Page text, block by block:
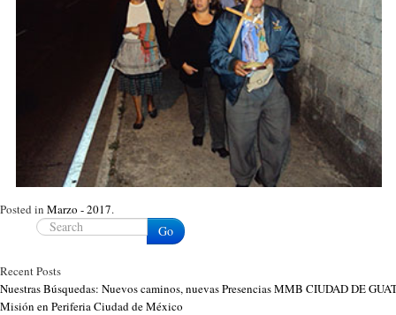
Posted in Marzo - 2017.
Go
Recent Posts
Nuestras Búsquedas: Nuevos caminos, nuevas Presencias MMB CIUDAD DE
Misión en Periferia Ciudad de México